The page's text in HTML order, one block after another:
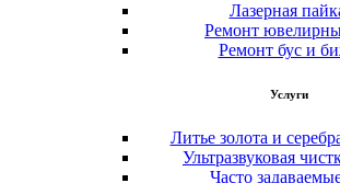
Лазерная
Ремонт
Ремонт бус и
Услуги
Литье золота и
Ультразвуковая
Часто